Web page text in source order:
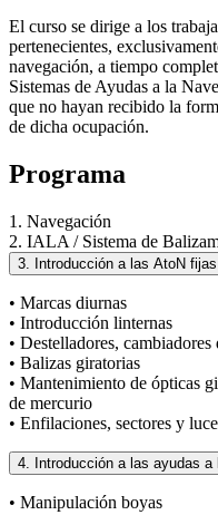
El curso se dirige a los
pertenecientes,
navegación, a tiempo
Sistemas de Ayudas a la
que no hayan recibido la
de dicha ocupación.
Programa
1. Navegación
2. IALA / Sistema de
3. Introducción a las AtoN
• Marcas diurnas
• Introducción linternas
• Destelladores,
• Balizas giratorias
• Mantenimiento de ópticas
de mercurio
• Enfilaciones, sectores y
4. Introducción a las ayudas a
• Manipulación boyas